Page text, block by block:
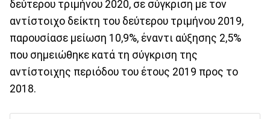
δεύτερου τριμήνου 2020, σε σύγκριση με τον
αντίστοιχο δείκτη του δεύτερου τριμήνου 2019,
παρουσίασε μείωση 10,9%, έναντι αύξησης 2,5%
που σημειώθηκε κατά τη σύγκριση της
αντίστοιχης περιόδου του έτους 2019 προς το
2018.